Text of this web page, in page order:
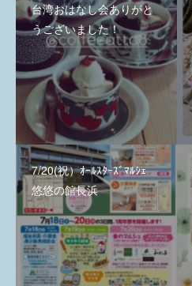
台湾おはなし会ありがと
うございました！
7/20(祝）ｵｰﾙｽﾀｰｽﾞﾏﾙｼｪ
悠悠の館長浜